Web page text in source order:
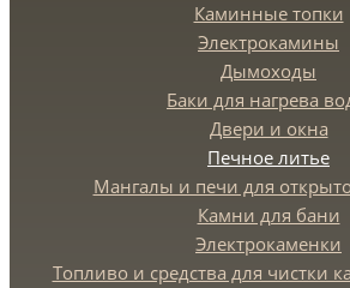
Каминные топки
Электрокамины
Дымоходы
Баки для нагрева
Двери и окна
Печное литье
Мангалы и печи для
Камни для бани
Электрокаменки
Топливо и средства для чистки